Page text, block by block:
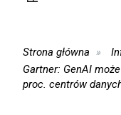
Strona główna
Gartner: GenAI
proc. centrów